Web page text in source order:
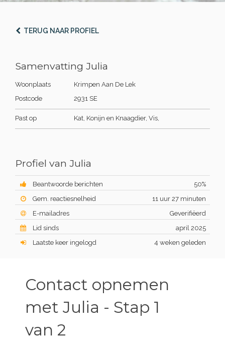
TERUG NAAR PROFIEL
Samenvatting Julia
Woonplaats
Krimpen Aan De Lek
Postcode
2931 SE
Past op Kat, Konijn en Knaagdier, Vis,
Profiel van Julia
Beantwoorde berichten
50%
Gem. reactiesnelheid
11 uur 27 minuten
E-mailadres
Geverifiëerd
Lid sinds
april 2025
Laatste keer ingelogd
4 weken geleden
Contact opnemen
met Julia - Stap 1
van 2